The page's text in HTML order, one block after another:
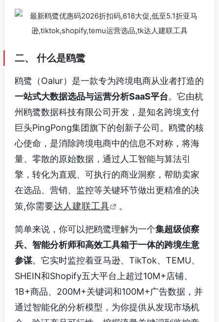
二、 什么是鸥鹭
鸥鹭（Oalur）是一款专为跨境电商从业者打造的
一站式大数据选品与运营分析SaaS平台。它由杭
州鸥鹭数据科技有限公司开发，是知名跨境支付
巨头PingPong集团旗下的创新子公司。鸥鹭的核
心使命，是消除跨境电商中的信息不对称，将海
量、零散的原始数据，通过人工智能与算法引
擎，转化为直观、可执行的商业洞察，帮助卖家
在选品、营销、监控等关键环节做出更精准的决
策,你需要达人建联工具 。
简单来说，你可以把鸥鹭理解为一个集超级侦察
兵、智能分析师和高效工具箱于一体的跨境生意
参谋。它实时监控着亚马逊、TikTok、TEMU、
SHEIN和Shopify五大平台上超过10M+店铺、
1B+商品、200M+关键词和100M+广告数据，并
通过智能化的分析模型，为你提供从发现市场机